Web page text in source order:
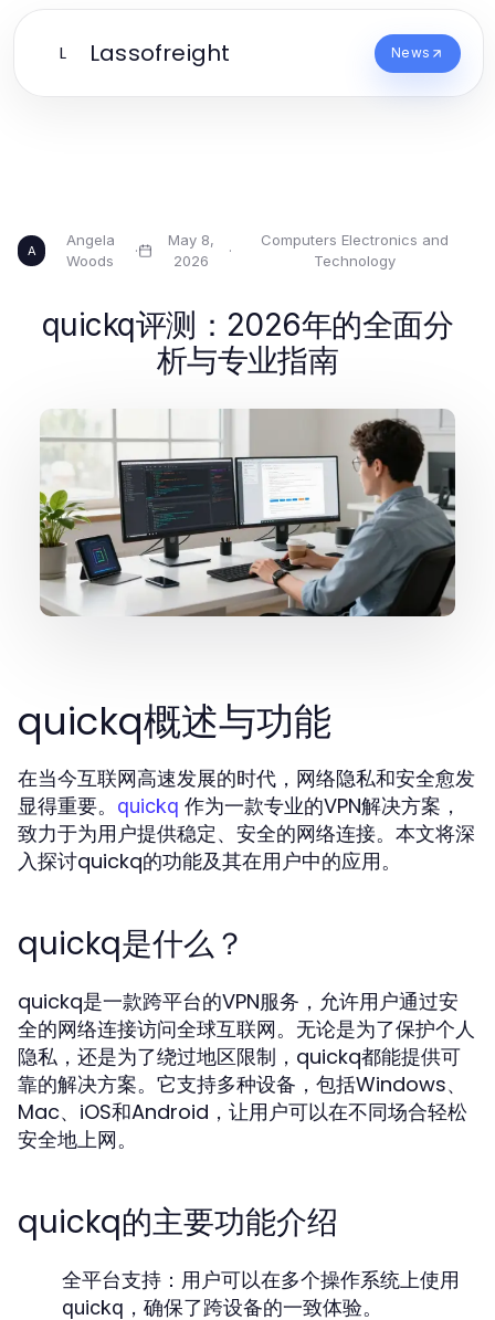
L Lassofreight News
A
Angela
Woods
·
May 8,
2026
·
Computers Electronics and
Technology
quickq评测：2026年的全面分
析与专业指南
quickq概述与功能
在当今互联网高速发展的时代，网络隐私和安全愈发
显得重要。
quickq 作为一款专业的VPN解决方案，
致力于为用户提供稳定、安全的网络连接。本文将深
入探讨quickq的功能及其在用户中的应用。
quickq是什么？
quickq是一款跨平台的VPN服务，允许用户通过安
全的网络连接访问全球互联网。无论是为了保护个人
隐私，还是为了绕过地区限制，quickq都能提供可
靠的解决方案。它支持多种设备，包括Windows、
Mac、iOS和Android，让用户可以在不同场合轻松
安全地上网。
quickq的主要功能介绍
全平台支持：用户可以在多个操作系统上使用
quickq，确保了跨设备的一致体验。